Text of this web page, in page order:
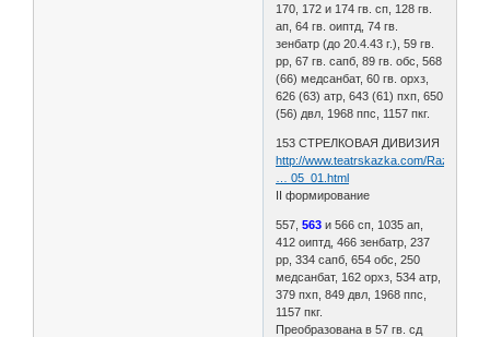
170, 172 и 174 гв. сп, 128 гв.
ап, 64 гв. оиптд, 74 гв.
зенбатр (до 20.4.43 г.), 59 гв.
рр, 67 гв. сапб, 89 гв. обс, 568
(66) медсанбат, 60 гв. орхз,
626 (63) атр, 643 (61) пхп, 650
(56) двл, 1968 ппс, 1157 пкг.
153 СТРЕЛКОВАЯ ДИВИЗИЯ
http://www.teatrskazka.com/Raznoe/
… 05_01.html
II формирование
557, 563 и 566 сп, 1035 ап,
412 оиптд, 466 зенбатр, 237
рр, 334 сапб, 654 обс, 250
медсанбат, 162 орхз, 534 атр,
379 пхп, 849 двл, 1968 ппс,
1157 пкг.
Преобразована в 57 гв. сд